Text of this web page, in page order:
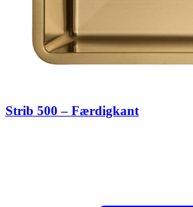
Strib 500 – Færdigkant